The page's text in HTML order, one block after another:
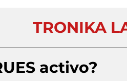
TRONIKA
activo?